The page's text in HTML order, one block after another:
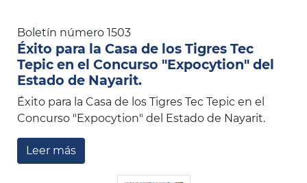
Boletín número 1503
Éxito para la Casa de los Tigres Tec
Tepic en el Concurso "Expocytion" del
Estado de Nayarit.
Éxito para la Casa de los Tigres Tec Tepic en el
Concurso "Expocytion" del Estado de Nayarit.
Leer más